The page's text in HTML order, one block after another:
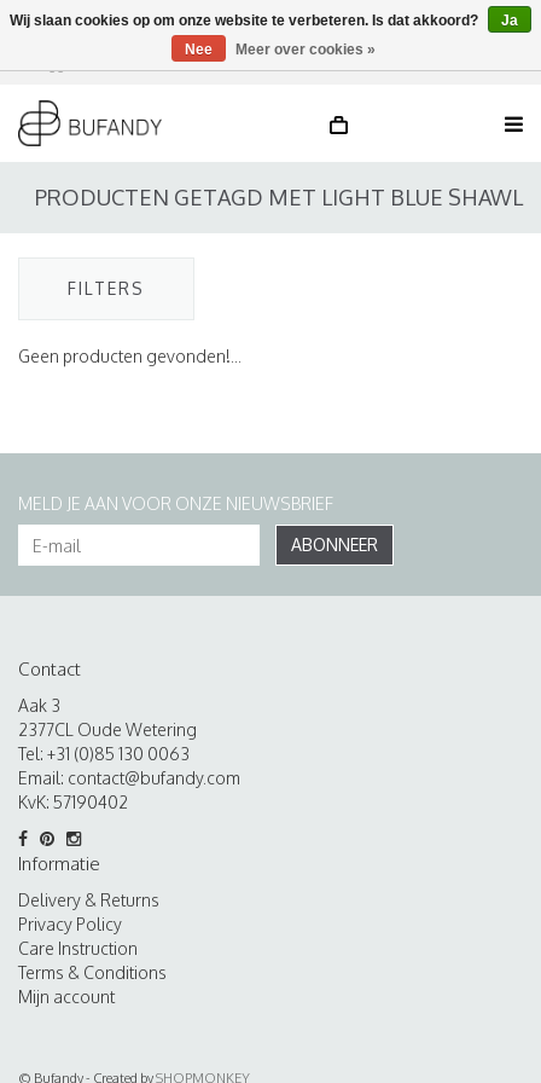
DE / EN
PRODUCTEN GETAGD MET LIGHT BLUE SHAWL
FILTERS
Geen producten gevonden!...
MELD JE AAN VOOR ONZE NIEUWSBRIEF
ABONNEER
Contact
Aak 3
2377CL Oude Wetering
Tel: +31 (0)85 130 0063
Email: contact@bufandy.com
KvK: 57190402
Informatie
Delivery & Returns
Privacy Policy
Care Instruction
Terms & Conditions
Mijn account
© Bufandy - Created bySHOPMONKEY
Wij slaan cookies op om onze website te verbeteren. Is dat akkoord?
Ja
Nee
Meer over cookies »